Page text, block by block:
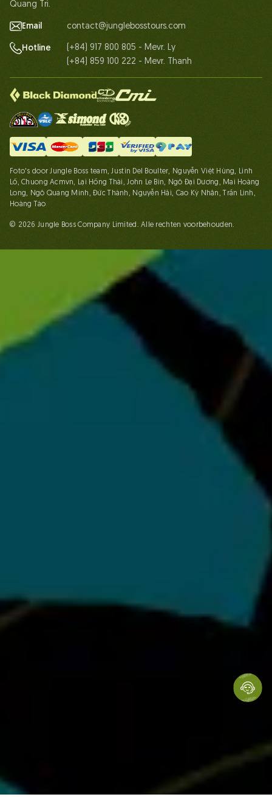
Quang Tri.
Email contact@junglebosstours.com
Hotline
(+84) 917 800 805 - Mevr. Ly
(+84) 859 100 222 - Mevr. Thanh
Foto's door Jungle Boss team, Justin Del Boulter, Nguyễn Việt Hùng, Linh
Lố, Chuong Acmvn, Lại Hồng Thái, John Le Bin, Ngô Đại Dương, Mai Hoàng
Long, Ngô Quang Minh, Đức Thành, Nguyễn Hải, Cao Kỳ Nhân, Trần Linh,
Hoàng Táo
© 2026 Jungle Boss Company Limited. Alle rechten voorbehouden.